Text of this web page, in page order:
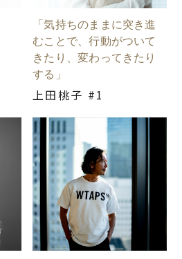
「気持ちのままに突き進
むことで、行動がついて
きたり、変わってきたり
する」
上田桃子 #1